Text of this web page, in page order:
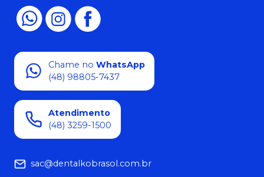
Chame no WhatsApp
(48) 98805-7437
Atendimento
(48) 3259-1500
sac@dentalkobrasol.com.br